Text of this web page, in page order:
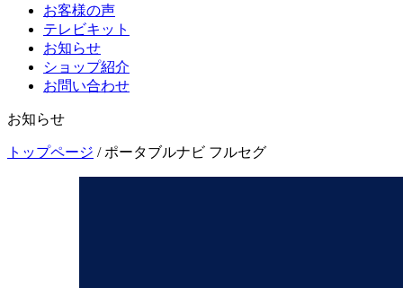
お客様の声
テレビキット
お知らせ
ショップ紹介
お問い合わせ
お知らせ
トップページ / ポータブルナビ フルセグ